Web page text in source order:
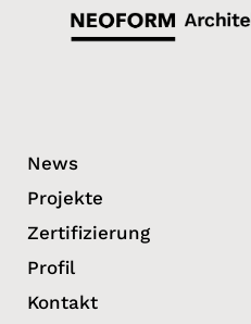
News
Projekte
Zertifizierung
Profil
Kontakt